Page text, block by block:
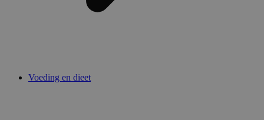
Voeding en dieet